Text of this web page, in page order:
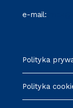
e-mail:
Polityka
Polityka